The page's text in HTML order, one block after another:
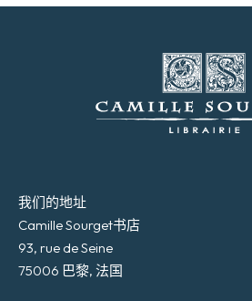
我们的地址
Camille Sourget书店
93, rue de Seine
75006 巴黎, 法国